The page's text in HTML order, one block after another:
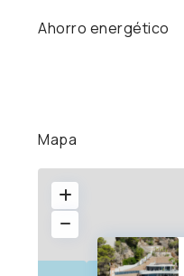
Ahorro energético
Mapa